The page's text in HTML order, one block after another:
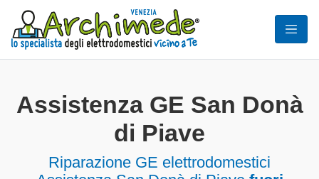
Assistenza GE San Donà
di Piave
Riparazione GE elettrodomestici